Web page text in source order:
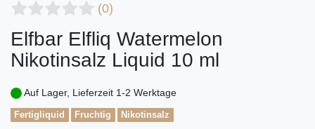
(0)
Elfbar Elfliq Watermelon
Nikotinsalz Liquid 10 ml
Auf Lager, Lieferzeit 1-2 Werktage
Fertigliquid Fruchtig Nikotinsalz